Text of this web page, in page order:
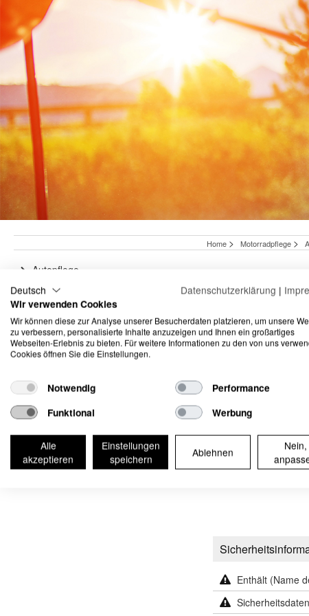
Home > Motorradpflege >
Enthält (Name
Autopflege
Boots- und Wohnmobilpflege
Motorradpflege
Kataloge & Merchandising
Abverkauf
Reinigung
Metallpflege
Lederpflege
Professionelle Anwendung
Deutsch Datenschutzerklärung |
Wir verwenden Cookies
Wir können diese zur Analyse unserer Besucherdaten platzieren, um unsere
zu verbessern, personalisierte Inhalte anzuzeigen und Ihnen ein großartiges
Webseiten-Erlebnis zu bieten. Für weitere Informationen zu den von uns
Cookies öffnen Sie die Einstellungen.
Notwendig
Performance
Funktional
Werbung
Alle
akzeptieren
Einstellungen
speichern
Ablehnen
Nein,